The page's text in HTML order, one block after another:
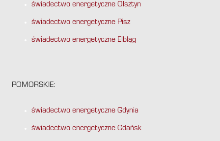
świadectwo energetyczne Olsztyn
świadectwo energetyczne Pisz
świadectwo energetyczne Elbląg
POMORSKIE:
świadectwo energetyczne Gdynia
świadectwo energetyczne Gdańsk